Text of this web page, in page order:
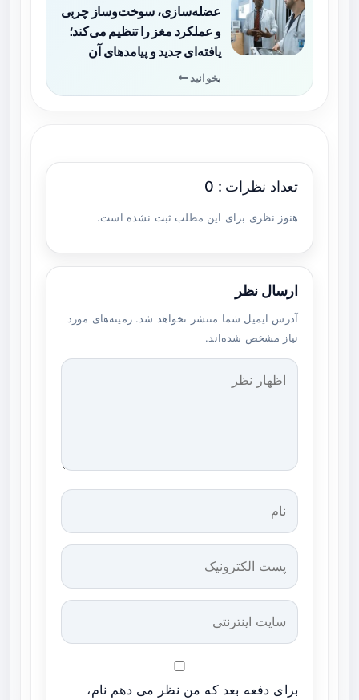
عضله‌سازی، سوخت‌وساز چربی
و عملکرد مغز را تنظیم می‌کند؛
یافته‌ای جدید و پیامدهای آن
بخوانید
تعداد نظرات : 0
هنوز نظری برای این مطلب ثبت نشده است.
ارسال نظر
آدرس ایمیل شما منتشر نخواهد شد. زمینه‌های مورد
نیاز مشخص شده‌اند.
برای دفعه بعد که من نظر می دهم نام،